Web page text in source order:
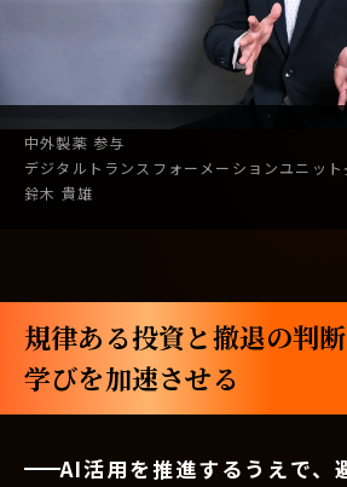
中外製薬 参与
デジタル トランスフォーメーションユニット
鈴木 貴雄
規律ある投資と撤退の判断
学びを加速させる
AI活用を推進するうえで、